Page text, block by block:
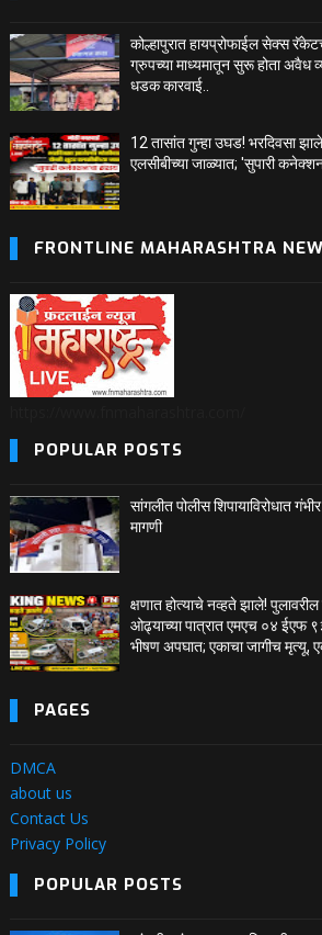
कोल्हापुरात हायप्रोफाईल सेक्स
ग्रुपच्या माध्यमातून सुरू होता अवैध
धडक कारवाई..
12 तासांत गुन्हा उघड! भरदिवसा
एलसीबीच्या जाळ्यात; 'सुपारी
FRONTLINE MAHARASHTRA
POPULAR POSTS
सांगलीत पोलीस शिपायाविरोधात
मागणी
क्षणात होत्याचे नव्हते झाले!
ओढ्याच्या पात्रात एमएच ०४ ईएफ
भीषण अपघात; एकाचा जागीच मृत्यू,
PAGES
DMCA
about us
Contact Us
Privacy Policy
POPULAR POSTS